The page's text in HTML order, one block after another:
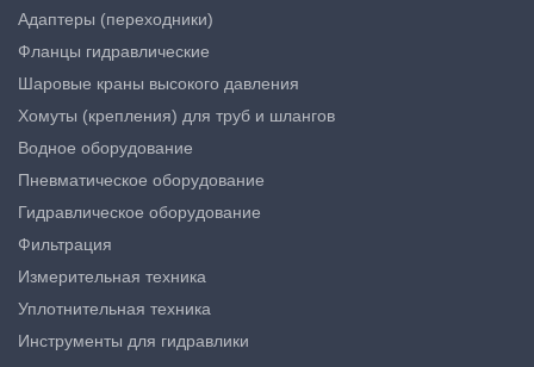
Адаптеры (переходники)
Фланцы гидравлические
Шаровые краны высокого давления
Хомуты (крепления) для труб и шлангов
Водное оборудование
Пневматическое оборудование
Гидравлическое оборудование
Фильтрация
Измерительная техника
Уплотнительная техника
Инструменты для гидравлики